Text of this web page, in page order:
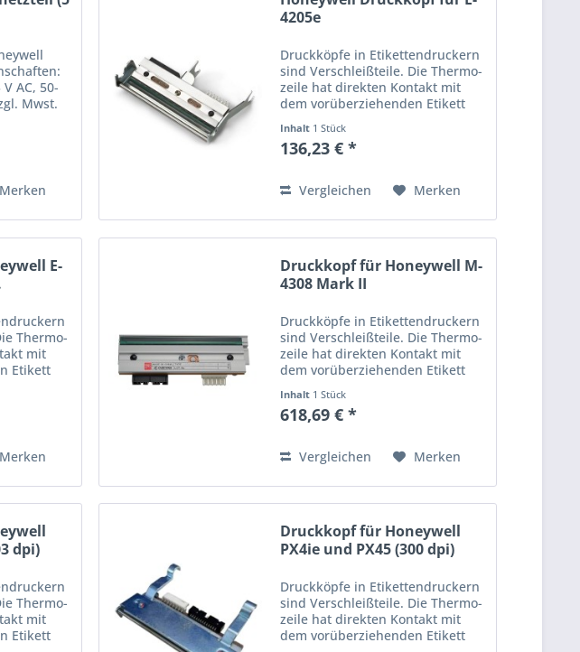
AC, 50-
Mwst.
Merken
4205e
Druckköpfe in Etikettendruckern
sind Verschleißteile. Die Thermo­
zeile hat direkten Kontakt mit
dem vorüberziehenden Etikett
unterliegt so im Laufe der Zeit
einem stetigen Abrieb. Wird der
Inhalt 1 Stück
136,23 € *
Vergleichen Merken
E-
Thermo­
mit
Etikett
Zeit
der
Merken
Druckkopf für Honeywell M-
4308 Mark II
Druckköpfe in Etikettendruckern
sind Verschleißteile. Die Thermo­
zeile hat direkten Kontakt mit
dem vorüberziehenden Etikett
unterliegt so im Laufe der Zeit
einem stetigen Abrieb. Wird der
Inhalt 1 Stück
618,69 € *
Vergleichen Merken
dpi)
Thermo­
mit
Etikett
Druckkopf für Honeywell
PX4ie und PX45 (300 dpi)
Druckköpfe in Etikettendruckern
sind Verschleißteile. Die Thermo­
zeile hat direkten Kontakt mit
dem vorüberziehenden Etikett